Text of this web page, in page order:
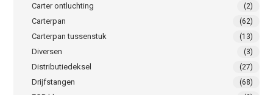
Carter ontluchting (2)
Carterpan (62)
Carterpan tussenstuk (13)
Diversen (3)
Distributiedeksel (27)
Drijfstangen (68)